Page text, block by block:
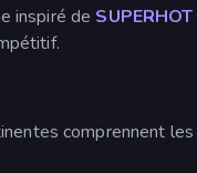
inspiré de SUPERHOT
comprennent les